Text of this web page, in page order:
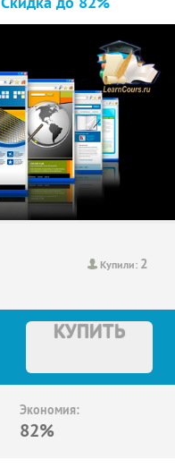
Купили: 2
КУПИТЬ
Экономия:
82%